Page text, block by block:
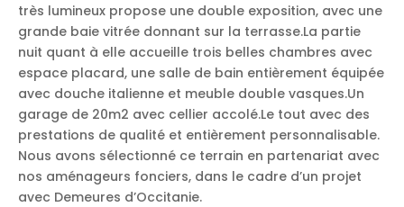
très lumineux propose une double exposition, avec une
grande baie vitrée donnant sur la terrasse.La partie
nuit quant à elle accueille trois belles chambres avec
espace placard, une salle de bain entièrement équipée
avec douche italienne et meuble double vasques.Un
garage de 20m2 avec cellier accolé.Le tout avec des
prestations de qualité et entièrement personnalisable.
Nous avons sélectionné ce terrain en partenariat avec
nos aménageurs fonciers, dans le cadre d’un projet
avec Demeures d’Occitanie.